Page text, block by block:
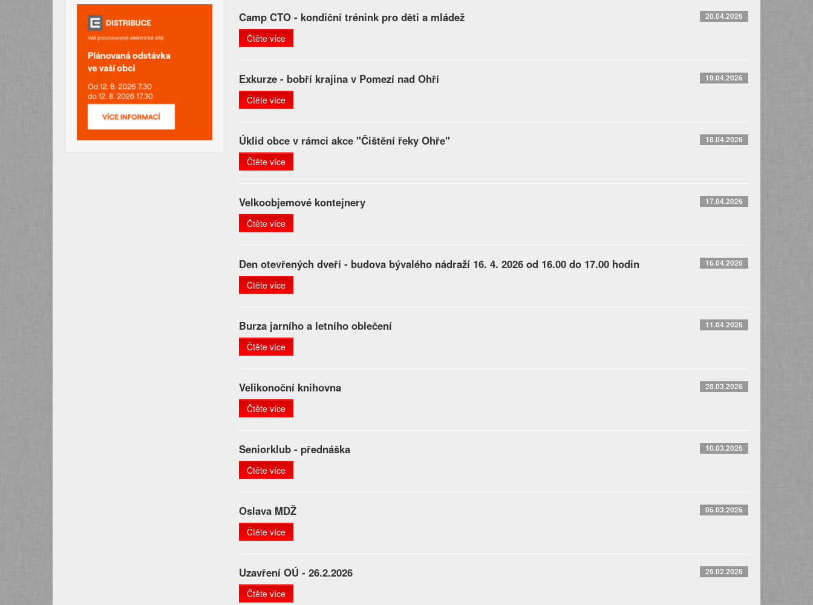
Camp CTO - kondiční trénink pro děti a mládež 20.04.2026
Čtěte více
Exkurze - bobří krajina v Pomezí nad Ohří 19.04.2026
Čtěte více
Úklid obce v rámci akce "Čištění řeky Ohře" 18.04.2026
Čtěte více
Velkoobjemové kontejnery 17.04.2026
Čtěte více
Den otevřených dveří - budova bývalého nádraží 16. 4. 2026 od 16.00 do 17.00 hodin 16.04.2026
Čtěte více
Burza jarního a letního oblečení 11.04.2026
Čtěte více
Velikonoční knihovna 28.03.2026
Čtěte více
Seniorklub - přednáška 10.03.2026
Čtěte více
Oslava MDŽ 06.03.2026
Čtěte více
Uzavření OÚ - 26.2.2026 26.02.2026
Čtěte více